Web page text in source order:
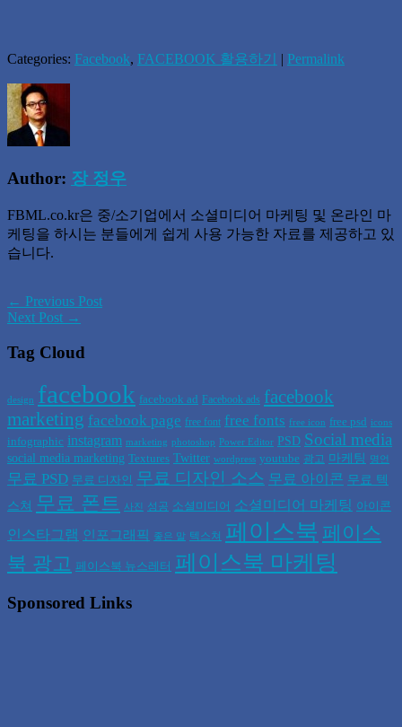
Categories: Facebook, FACEBOOK 활용하기 | Permalink
Author: 장 정우
FBML.co.kr은 중/소기업에서 소셜미디어 마케팅 및 온라인 마
케팅을 하시는 분들에게 쉽게 사용 가능한 자료를 제공하고 있
습니다.
← Previous Post
Next Post →
Tag Cloud
design facebook facebook ad Facebook ads facebook
marketing facebook page free font free fonts free icon free psd icons
infographic instagram marketing photoshop Power Editor PSD Social media
social media marketing Textures Twitter wordpress youtube 광고 마케팅 명언
무료 PSD 무료 디자인 무료 디자인 소스 무료 아이콘 무료 텍
스쳐 무료 폰트 사진 성공 소셜미디어 소셜미디어 마케팅 아이콘
인스타그램 인포그래픽 좋은 말 텍스쳐 페이스북 페이스
북 광고 페이스북 뉴스레터 페이스북 마케팅
Sponsored Links